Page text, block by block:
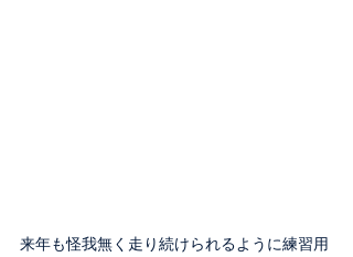
来年も怪我無く走り続けられるように練習用